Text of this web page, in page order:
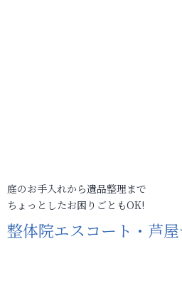
庭のお手入れから遺品整理まで
ちょっとしたお困りごともOK!
整体院エスコート・芦